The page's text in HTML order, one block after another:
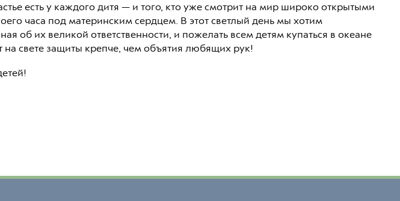
есть у каждого дитя — и того, кто уже смотрит на мир широко открытыми
часа под материнским сердцем. В этот светлый день мы хотим
об их великой ответственности, и пожелать всем детям купаться в океане
на свете защиты крепче, чем объятия любящих рук!